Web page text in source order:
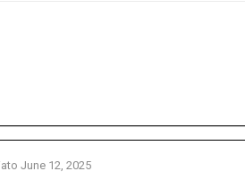
June 12, 2025